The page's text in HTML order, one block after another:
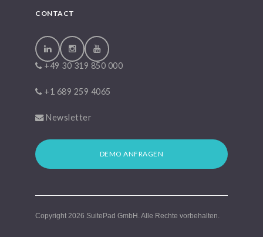
CONTACT
+49 30 319 850 000
+1 689 259 4065
Newsletter
DEMO ANFRAGEN
Copyright 2026 SuitePad GmbH . Alle Rechte vorbehalten.